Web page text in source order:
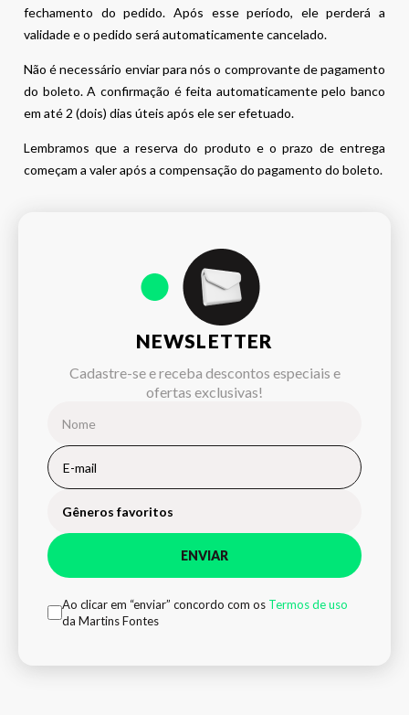
fechamento do pedido. Após esse período, ele perderá a
validade e o pedido será automaticamente cancelado.
Não é necessário enviar para nós o comprovante de pagamento
do boleto. A confirmação é feita automaticamente pelo banco
em até 2 (dois) dias úteis após ele ser efetuado.
Lembramos que a reserva do produto e o prazo de entrega
começam a valer após a compensação do pagamento do boleto.
NEWSLETTER
Cadastre-se e receba descontos especiais e
ofertas exclusivas!
Gêneros favoritos
ENVIAR
Ao clicar em “enviar” concordo com os Termos de uso
da Martins Fontes